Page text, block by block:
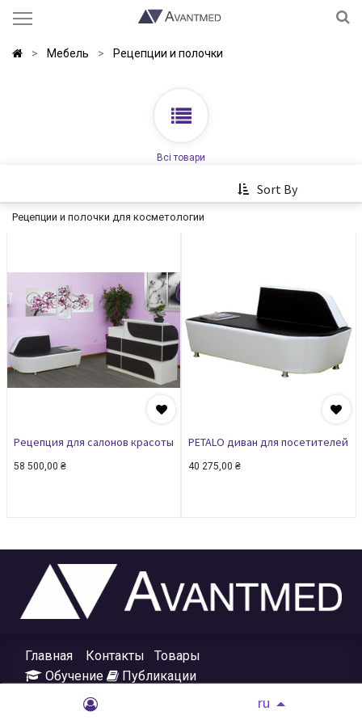
ru
Мебель Рецепции и полочки
Всі товари
Sort By
Рецепции и полочки для косметологии
Рецепция для салонов красоты
58 500,00 ₴
PETALO диван для посетителей
40 275,00 ₴
Главная Контакты
Товары
Обучение
Публикации